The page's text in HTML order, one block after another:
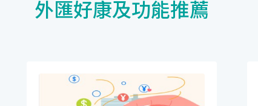
外匯好康及功能推薦